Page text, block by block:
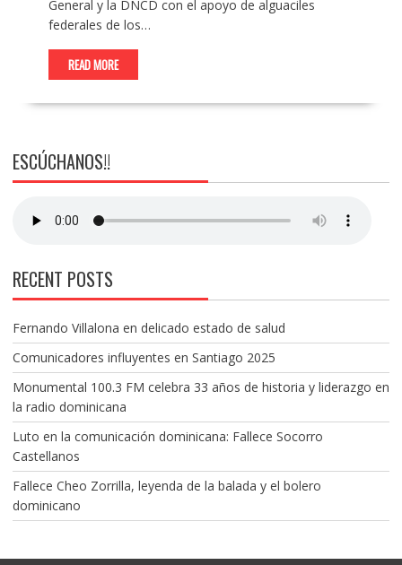
General y la DNCD con el apoyo de alguaciles
federales de los…
READ MORE
ESCÚCHANOS!!
RECENT POSTS
Fernando Villalona en delicado estado de salud
Comunicadores influyentes en Santiago 2025
Monumental 100.3 FM celebra 33 años de historia y liderazgo en
la radio dominicana
Luto en la comunicación dominicana: Fallece Socorro
Castellanos
Fallece Cheo Zorrilla, leyenda de la balada y el bolero
dominicano